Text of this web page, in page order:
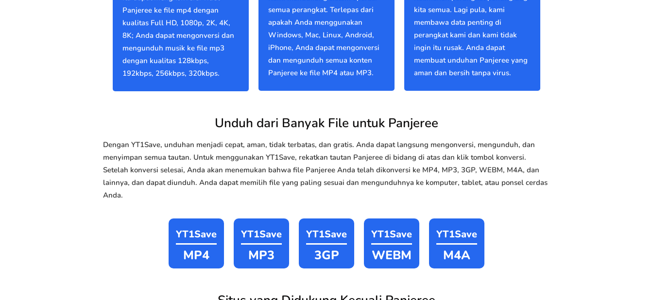
Panjeree ke file mp4 dengan
kualitas Full HD, 1080p, 2K, 4K,
8K; Anda dapat mengonversi dan
mengunduh musik ke file mp3
dengan kualitas 128kbps,
192kbps, 256kbps, 320kbps.
semua perangkat. Terlepas dari
apakah Anda menggunakan
Windows, Mac, Linux, Android,
iPhone, Anda dapat mengonversi
dan mengunduh semua konten
Panjeree ke file MP4 atau MP3.
kita semua. Lagi pula, kami
membawa data penting di
perangkat kami dan kami tidak
ingin itu rusak. Anda dapat
membuat unduhan Panjeree yang
aman dan bersih tanpa virus.
Unduh dari Banyak File untuk Panjeree
Dengan YT1Save, unduhan menjadi cepat, aman, tidak terbatas, dan gratis. Anda dapat langsung mengonversi, mengunduh, dan
menyimpan semua tautan. Untuk menggunakan YT1Save, rekatkan tautan Panjeree di bidang di atas dan klik tombol konversi.
Setelah konversi selesai, Anda akan menemukan bahwa file Panjeree Anda telah dikonversi ke MP4, MP3, 3GP, WEBM, M4A, dan
lainnya, dan dapat diunduh. Anda dapat memilih file yang paling sesuai dan mengunduhnya ke komputer, tablet, atau ponsel cerdas
Anda.
YT1Save
MP4
YT1Save
MP3
YT1Save
3GP
YT1Save
WEBM
YT1Save
M4A